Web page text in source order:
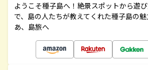
ようこそ種子島へ！絶景スポットから遊
で、島の人たちが教えてくれた種子島の
あ、島旅へ